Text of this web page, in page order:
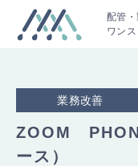
配管
ワン
業務改善
ZOOM
ース）